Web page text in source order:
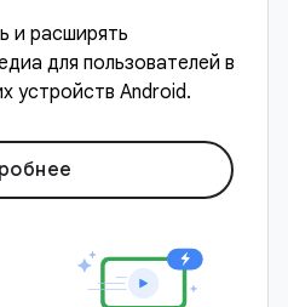
и расширять
для пользователей в
устройств Android.